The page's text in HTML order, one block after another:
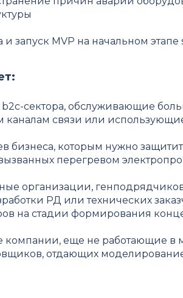
и запуск MVP на начальном
сектора, обслуживающие
каналам связи или
бизнеса, которым нужно
перегревом
организации,
РД или технических
на стадии формирования
компании, еще не работающие в
отдающих